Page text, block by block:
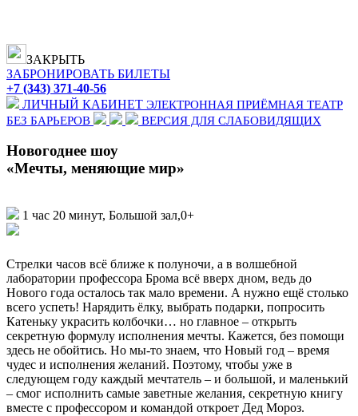
ЗАКРЫТЬ
ЗАБРОНИРОВАТЬ БИЛЕТЫ
+7 (343) 371-40-56
ЛИЧНЫЙ КАБИНЕТ ЭЛЕКТРОННАЯ ПРИЁМНАЯ ТЕАТР
БЕЗ БАРЬЕРОВ
ВЕРСИЯ ДЛЯ СЛАБОВИДЯЩИХ
Новогоднее шоу
«Мечты, меняющие мир»
1 час 20 минут, Большой зал,0+
Стрелки часов всё ближе к полуночи, а в волшебной
лаборатории профессора Брома всё вверх дном, ведь до
Нового года осталось так мало времени. А нужно ещё столько
всего успеть! Нарядить ёлку, выбрать подарки, попросить
Катеньку украсить колбочки… но главное – открыть
секретную формулу исполнения мечты. Кажется, без помощи
здесь не обойтись. Но мы-то знаем, что Новый год – время
чудес и исполнения желаний. Поэтому, чтобы уже в
следующем году каждый мечтатель – и большой, и маленький
– смог исполнить самые заветные желания, секретную книгу
вместе с профессором и командой откроет Дед Мороз.